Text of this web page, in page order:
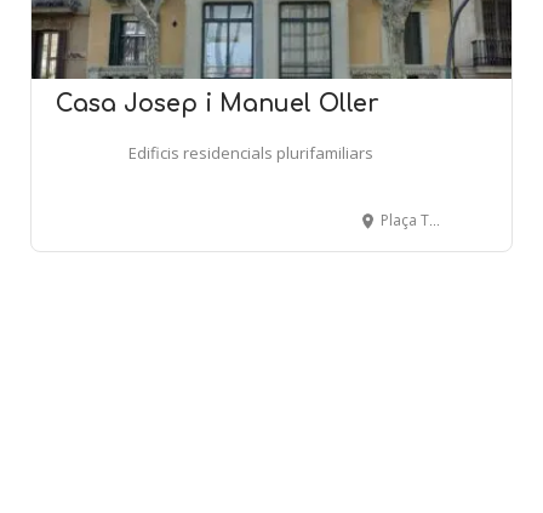
Casa Josep i Manuel Oller
Edificis residencials plurifamiliars
Plaça Tetuan, 9 - BARCELONA